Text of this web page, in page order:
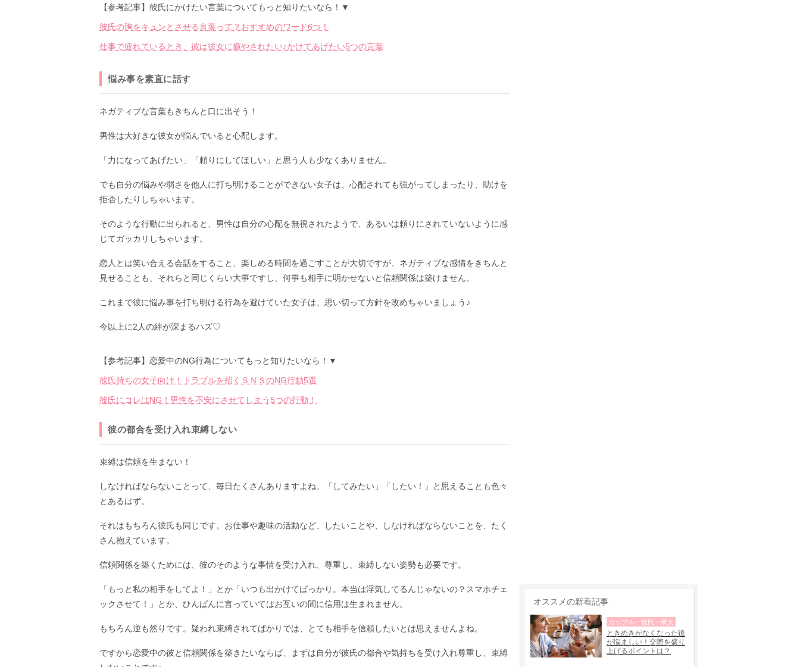
【参考記事】彼氏にかけたい言葉についてもっと知りたいなら！▼
彼氏の胸をキュンとさせる言葉って？おすすめのワード6つ！
仕事で疲れているとき、彼は彼女に癒やされたい♪かけてあげたい5つの言葉
悩み事を素直に話す
ネガティブな言葉もきちんと口に出そう！
男性は大好きな彼女が悩んでいると心配します。
「力になってあげたい」「頼りにしてほしい」と思う人も少なくありません。
でも自分の悩みや弱さを他人に打ち明けることができない女子は、心配されても強がってしまったり、助けを
拒否したりしちゃいます。
そのような行動に出られると、男性は自分の心配を無視されたようで、あるいは頼りにされていないように感
じてガッカリしちゃいます。
恋人とは笑い合える会話をすること、楽しめる時間を過ごすことが大切ですが、ネガティブな感情をきちんと
見せることも、それらと同じくらい大事ですし、何事も相手に明かせないと信頼関係は築けません。
これまで彼に悩み事を打ち明ける行為を避けていた女子は、思い切って方針を改めちゃいましょう♪
今以上に2人の絆が深まるハズ♡
【参考記事】恋愛中のNG行為についてもっと知りたいなら！▼
彼氏持ちの女子向け！トラブルを招くＳＮＳのNG行動5選
彼氏にコレはNG！男性を不安にさせてしまう5つの行動！
彼の都合を受け入れ束縛しない
束縛は信頼を生まない！
しなければならないことって、毎日たくさんありますよね。「してみたい」「したい！」と思えることも色々
とあるはず。
それはもちろん彼氏も同じです。お仕事や趣味の活動など、したいことや、しなければならないことを、たく
さん抱えています。
信頼関係を築くためには、彼のそのような事情を受け入れ、尊重し、束縛しない姿勢も必要です。
「もっと私の相手をしてよ！」とか「いつも出かけてばっかり。本当は浮気してるんじゃないの？スマホチェ
ックさせて！」とか、ひんぱんに言っていてはお互いの間に信用は生まれません。
もちろん逆も然りです。疑われ束縛されてばかりでは、とても相手を信頼したいとは思えませんよね。
ですから恋愛中の彼と信頼関係を築きたいならば、まずは自分が彼氏の都合や気持ちを受け入れ尊重し、束縛
オススメの新着記事
ときめきがなくなった後
が悩ましい！交際を盛り
上げるポイントは？
カップル・彼氏・彼女